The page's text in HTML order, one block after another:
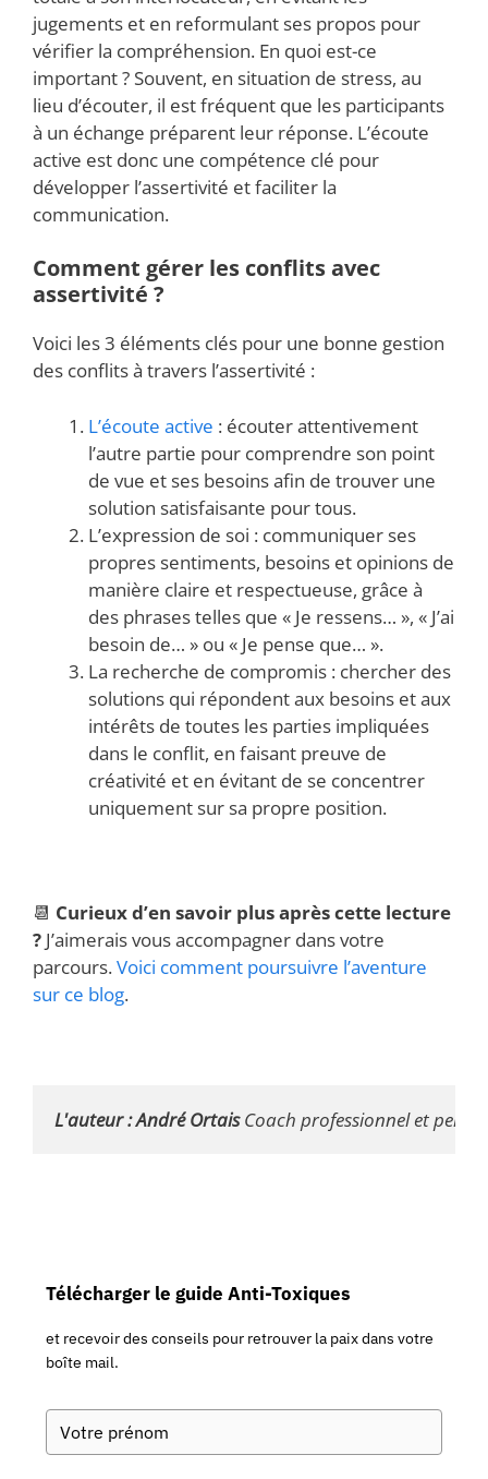
jugements et en reformulant ses propos pour
vérifier la compréhension. En quoi est-ce
important ? Souvent, en situation de stress, au
lieu d’écouter, il est fréquent que les participants
à un échange préparent leur réponse. L’écoute
active est donc une compétence clé pour
développer l’assertivité et faciliter la
communication.
Comment gérer les conflits avec
assertivité ?
Voici les 3 éléments clés pour une bonne gestion
des conflits à travers l’assertivité :
L’écoute active : écouter attentivement
l’autre partie pour comprendre son point
de vue et ses besoins afin de trouver une
solution satisfaisante pour tous.
L’expression de soi : communiquer ses
propres sentiments, besoins et opinions de
manière claire et respectueuse, grâce à
des phrases telles que « Je ressens… », « J’ai
besoin de… » ou « Je pense que… ».
La recherche de compromis : chercher des
solutions qui répondent aux besoins et aux
intérêts de toutes les parties impliquées
dans le conflit, en faisant preuve de
créativité et en évitant de se concentrer
uniquement sur sa propre position.
📆 Curieux d’en savoir plus après cette lecture
? J’aimerais vous accompagner dans votre
parcours.Voici comment poursuivre l’aventure
sur ce blog.
L'auteur : André Ortais Coach professionnel et
Télécharger le guide Anti-Toxiques
et recevoir des conseils pour retrouver la paix dans votre
boîte mail.